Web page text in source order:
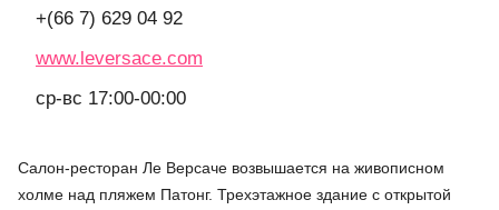
+(66 7) 629 04 92
www.leversace.com
ср-вс 17:00-00:00
Салон-ресторан Ле Версаче возвышается на живописном
холме над пляжем Патонг. Трехэтажное здание с открытой